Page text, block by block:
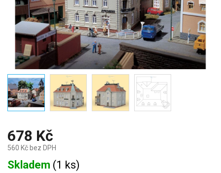
678 Kč
560 Kč bez DPH
Měrná
cena:
Skladem (1 ks)